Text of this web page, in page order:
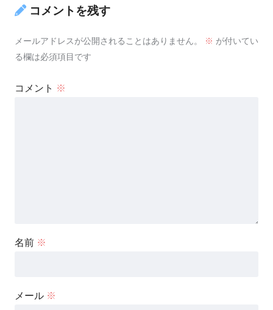
コメントを残す
メールアドレスが公開されることはありません。 ※ が付いてい
る欄は必須項目です
コメント ※
名前 ※
メール ※